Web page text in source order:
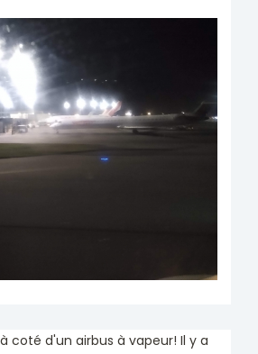
coté d'un airbus à vapeur! Il y a